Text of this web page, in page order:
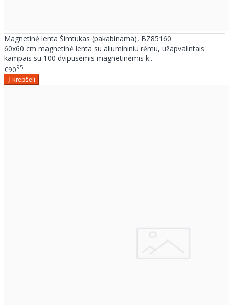
Magnetinė lenta Šimtukas (pakabinama), BZ85160
60x60 cm magnetinė lenta su aliumininiu rėmu, užapvalintais
kampais su 100 dvipusėmis magnetinėmis k..
€9095